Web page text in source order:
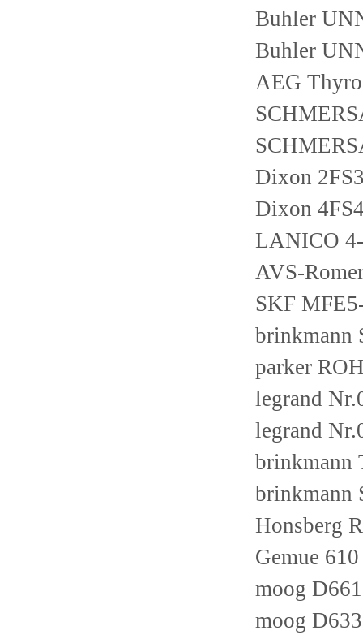
Buhler
Buhler
AEG
Dixon
Dixon
LANICO
AVS-
SKF
brinkmann
parker
legrand
legrand
brinkmann
brinkmann
Honsberg
Gemue
moog
moog